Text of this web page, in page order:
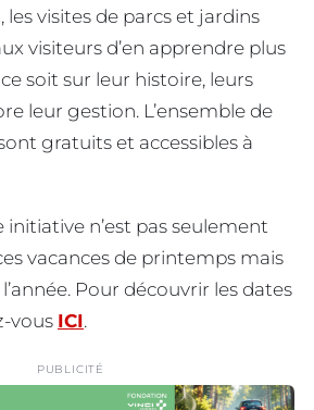
les visites de parcs et jardins
visiteurs d’en apprendre plus
soit sur leur histoire, leurs
leur gestion. L’ensemble de
gratuits et accessibles à
n’est pas seulement
vacances de printemps mais
Pour découvrir les dates
vous ICI.
PUBLICITÉ